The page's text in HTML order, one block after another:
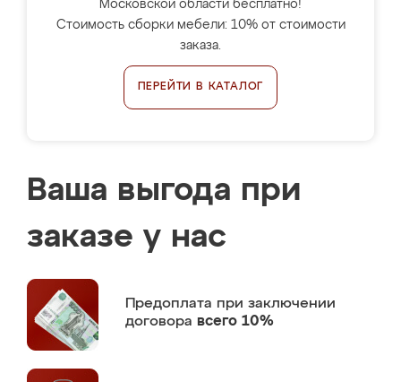
Московской области бесплатно!
Стоимость сборки мебели: 10% от стоимости
заказа.
ПЕРЕЙТИ В КАТАЛОГ
Ваша выгода при
заказе у нас
Предоплата при заключении
договора всего 10%